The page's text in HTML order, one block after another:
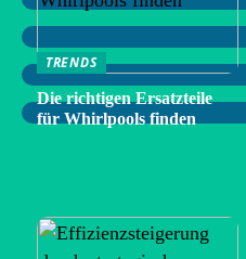
TRENDS
Die richtigen Ersatzteile
für Whirlpools finden